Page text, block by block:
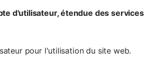
d'utilisateur, étendue des services
pour l'utilisation du site web.